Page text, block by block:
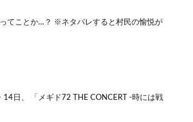
てことか…？ ※ネタバレすると村民の愉悦が
日、 「メギド72 THE CONCERT -時には戦